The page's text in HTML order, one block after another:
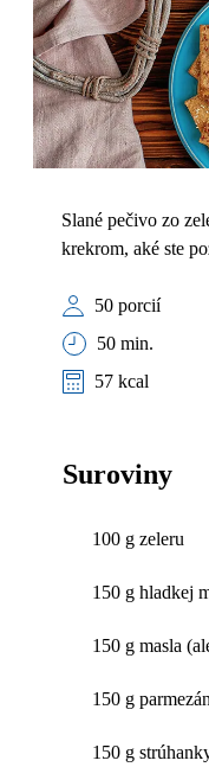
Slané pečivo zo
krekrom, aké ste
50 porcií
50 min.
57 kcal
Suroviny
100 g zeleru
150 g hladkej
150 g masla
150 g
150 g